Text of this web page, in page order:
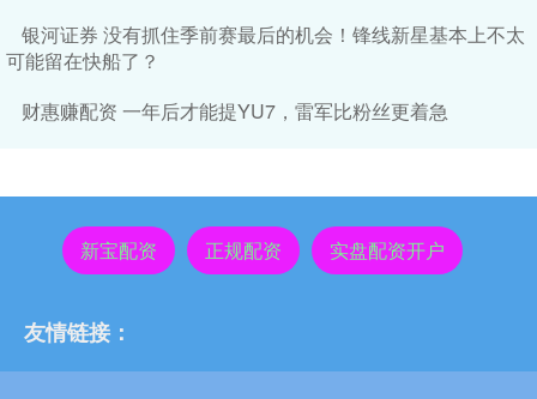
银河证券 没有抓住季前赛最后的机会！锋线新星基本上不太
可能留在快船了？
财惠赚配资 一年后才能提YU7，雷军比粉丝更着急
新宝配资 正规配资 实盘配资开户
友情链接：